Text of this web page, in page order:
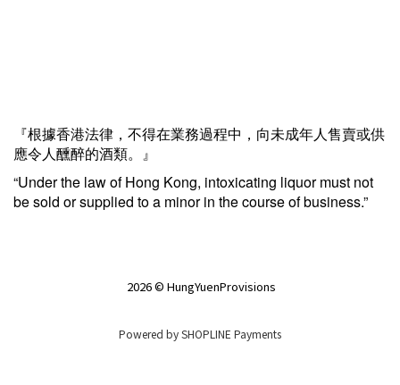
『根據香港法律，不得在業務過程中，向未成年人售賣或供
應令人醺醉的酒類。』
“Under the law of Hong Kong, intoxicating liquor must not
be sold or supplied to a minor in the course of business.”
2026 © HungYuenProvisions
Powered bySHOPLINE Payments